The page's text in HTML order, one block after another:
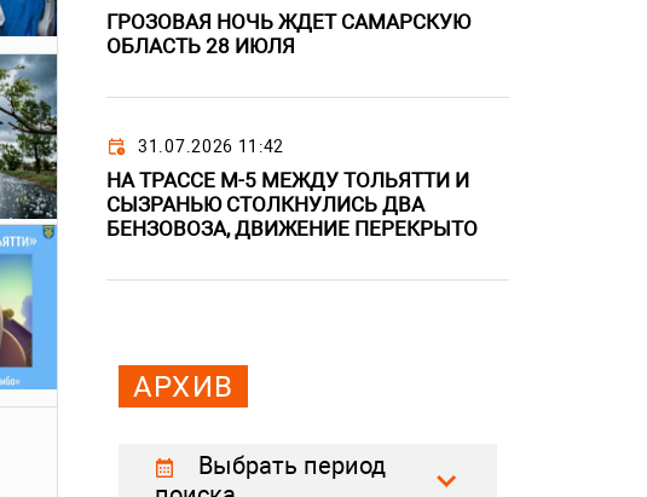
ГРОЗОВАЯ НОЧЬ ЖДЕТ САМАРСКУЮ
ОБЛАСТЬ 28 ИЮЛЯ
31.07.2026 11:42
НА ТРАССЕ М-5 МЕЖДУ ТОЛЬЯТТИ И
СЫЗРАНЬЮ СТОЛКНУЛИСЬ ДВА
БЕНЗОВОЗА, ДВИЖЕНИЕ ПЕРЕКРЫТО
АРХИВ
Выбрать период